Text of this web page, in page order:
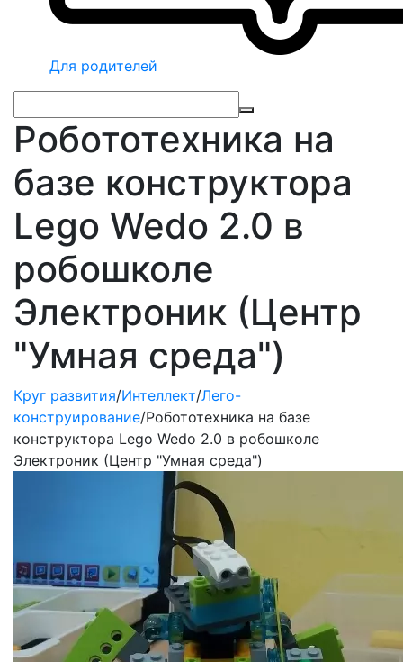
Для родителей
Робототехника на
базе конструктора
Lego Wedo 2.0 в
робошколе
Электроник (Центр
"Умная среда")
Круг развития/Интеллект/Лего-
конструирование/Робототехника на базе
конструктора Lego Wedo 2.0 в робошколе
Электроник (Центр "Умная среда")